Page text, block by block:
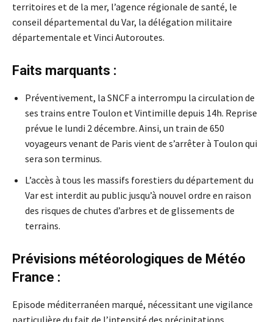
territoires et de la mer, l’agence régionale de santé, le
conseil départemental du Var, la délégation militaire
départementale et Vinci Autoroutes.
Faits marquants :
Préventivement, la SNCF a interrompu la circulation de
ses trains entre Toulon et Vintimille depuis 14h. Reprise
prévue le lundi 2 décembre. Ainsi, un train de 650
voyageurs venant de Paris vient de s’arrêter à Toulon qui
sera son terminus.
L’accès à tous les massifs forestiers du département du
Var est interdit au public jusqu’à nouvel ordre en raison
des risques de chutes d’arbres et de glissements de
terrains.
Prévisions météorologiques de Météo
France :
Episode méditerranéen marqué, nécessitant une vigilance
particulière du fait de l’intensité des précipitations